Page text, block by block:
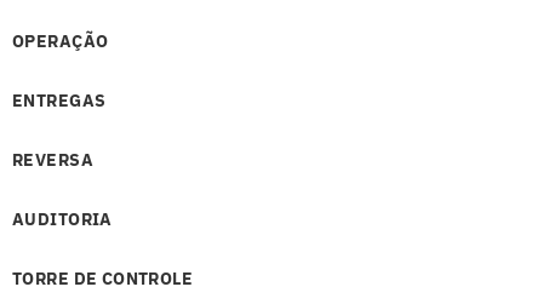
OPERAÇÃO
ENTREGAS
REVERSA
AUDITORIA
TORRE DE CONTROLE